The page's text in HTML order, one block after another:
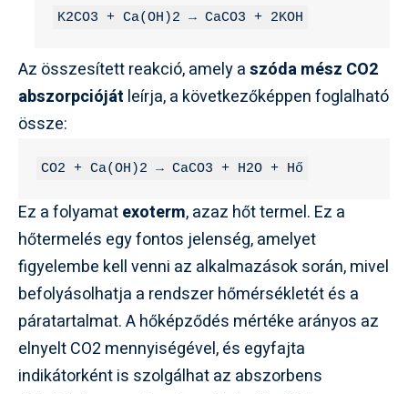
K2CO3 + Ca(OH)2 → CaCO3 + 2KOH
Az összesített reakció, amely aszóda mész CO2
abszorpcióját leírja, a következőképpen foglalható
össze:
CO2 + Ca(OH)2 → CaCO3 + H2O + Hő
Ez a folyamatexoterm, azaz hőt termel. Ez a
hőtermelés egy fontos jelenség, amelyet
figyelembe kell venni az alkalmazások során, mivel
befolyásolhatja a rendszer hőmérsékletét és a
páratartalmat. A hőképződés mértéke arányos az
elnyelt CO2 mennyiségével, és egyfajta
indikátorként is szolgálhat az abszorbens